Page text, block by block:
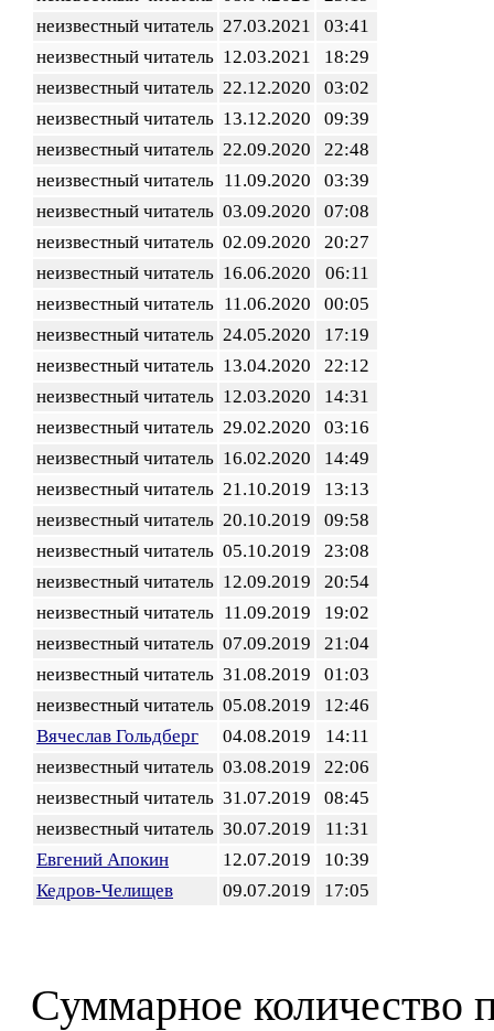
неизвестный читатель 27.03.2021
03:41
неизвестный читатель 12.03.2021
18:29
неизвестный читатель 22.12.2020
03:02
неизвестный читатель 13.12.2020
09:39
неизвестный читатель 22.09.2020
22:48
неизвестный читатель 11.09.2020
03:39
неизвестный читатель 03.09.2020
07:08
неизвестный читатель 02.09.2020
20:27
неизвестный читатель 16.06.2020
06:11
неизвестный читатель 11.06.2020
00:05
неизвестный читатель 24.05.2020
17:19
неизвестный читатель 13.04.2020
22:12
неизвестный читатель 12.03.2020
14:31
неизвестный читатель 29.02.2020
03:16
неизвестный читатель 16.02.2020
14:49
неизвестный читатель 21.10.2019
13:13
неизвестный читатель 20.10.2019
09:58
неизвестный читатель 05.10.2019
23:08
неизвестный читатель 12.09.2019
20:54
неизвестный читатель 11.09.2019
19:02
неизвестный читатель 07.09.2019
21:04
неизвестный читатель 31.08.2019
01:03
неизвестный читатель 05.08.2019
12:46
Вячеслав Гольдберг
04.08.2019
14:11
неизвестный читатель 03.08.2019
22:06
неизвестный читатель 31.07.2019
08:45
неизвестный читатель 30.07.2019
11:31
Евгений Апокин
12.07.2019
10:39
Кедров-Челищев
09.07.2019 17:05
Суммарное количество